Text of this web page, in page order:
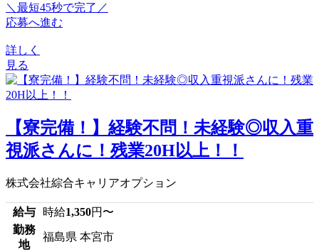
＼最短45秒で完了／
応募へ進む
詳しく
見る
【寮完備！】経験不問！未経験◎収入重
視派さんに！残業20H以上！！
株式会社綜合キャリアオプション
給与 時給1,350円〜
勤務
地
福島県 本宮市